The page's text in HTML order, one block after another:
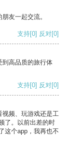
友一起交流。
支持[0] 反对[0]
到高品质的旅行体
支持[0] 反对[0]
视频、玩游戏还是工
了。以前出差的时
这个app，我再也不